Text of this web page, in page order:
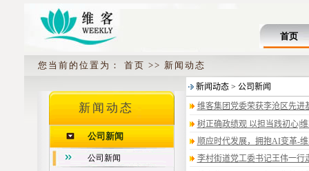
首页
您当前的位置为： 首页 >> 新闻动态
新闻动态
公司新闻
公司新闻